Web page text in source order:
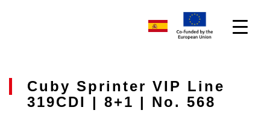
Cuby Sprinter VIP Line
319CDI | 8+1 | No. 568